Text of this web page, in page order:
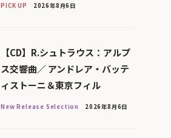
PICK UP 2026年8月6日
【CD】R.シュトラウス：アルプ
ス交響曲／ アンドレア・バッテ
ィストーニ＆東京フィル
New Release Selection 2026年8月6日